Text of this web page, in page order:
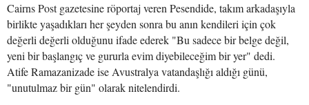
Cairns Post gazetesine röportaj veren Pesendide, takım arkadaşıyla
birlikte yaşadıkları her şeyden sonra bu anın kendileri için çok
değerli değerli olduğunu ifade ederek "Bu sadece bir belge değil,
yeni bir başlangıç ve gururla evim diyebileceğim bir yer" dedi.
Atife Ramazanizade ise Avustralya vatandaşlığı aldığı günü,
"unutulmaz bir gün" olarak nitelendirdi.